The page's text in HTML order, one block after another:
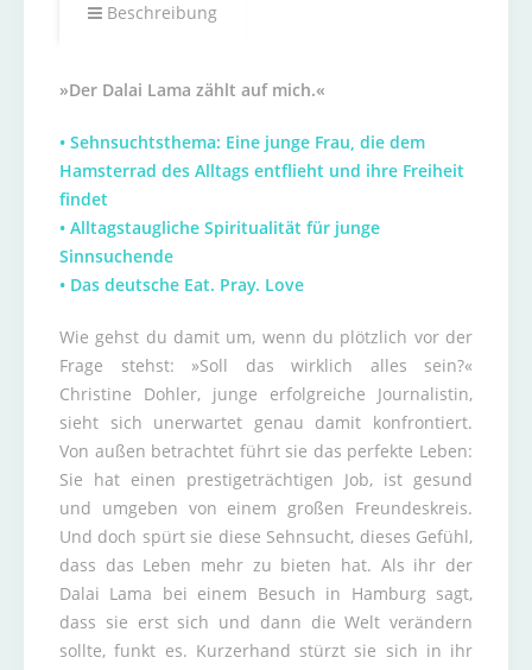
Beschreibung
»Der Dalai Lama zählt auf mich.«
• Sehnsuchtsthema: Eine junge Frau, die dem
Hamsterrad des Alltags entflieht und ihre Freiheit
findet
• Alltagstaugliche Spiritualität für junge
Sinnsuchende
• Das deutsche Eat. Pray. Love
Wie gehst du damit um, wenn du plötzlich vor der
Frage stehst: »Soll das wirklich alles sein?«
Christine Dohler, junge erfolgreiche Journalistin,
sieht sich unerwartet genau damit konfrontiert.
Von außen betrachtet führt sie das perfekte Leben:
Sie hat einen prestigeträchtigen Job, ist gesund
und umgeben von einem großen Freundeskreis.
Und doch spürt sie diese Sehnsucht, dieses Gefühl,
dass das Leben mehr zu bieten hat. Als ihr der
Dalai Lama bei einem Besuch in Hamburg sagt,
dass sie erst sich und dann die Welt verändern
sollte, funkt es. Kurzerhand stürzt sie sich in ihr